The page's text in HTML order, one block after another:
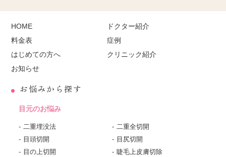
HOME
ドクター紹介
料金表
症例
はじめての方へ
クリニック紹介
お知らせ
お悩みから探す
目元のお悩み
二重埋没法
二重全切開
目頭切開
目尻切開
目の上切開
睫毛上皮膚切除